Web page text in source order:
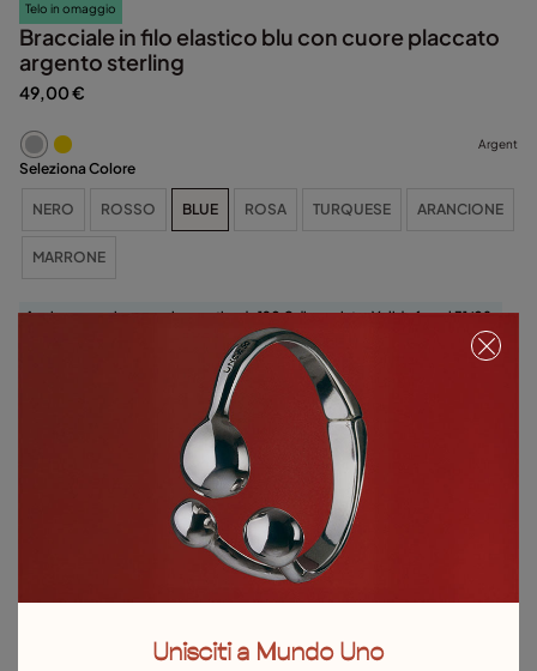
Telo in omaggio
Bracciale in filo elastico blu con cuore placcato
argento sterling
49,00 €
Argent
Seleziona Colore
NERO ROSSO BLUE ROSA TURQUESE ARANCIONE
MARRONE
Asciugamano in omaggio a partire da 120 € di acquisto. Valido fino al 31/08 o
Seleziona la taglia
Guida alle taglie e ai vestibilità
Unisciti a Mundo Uno